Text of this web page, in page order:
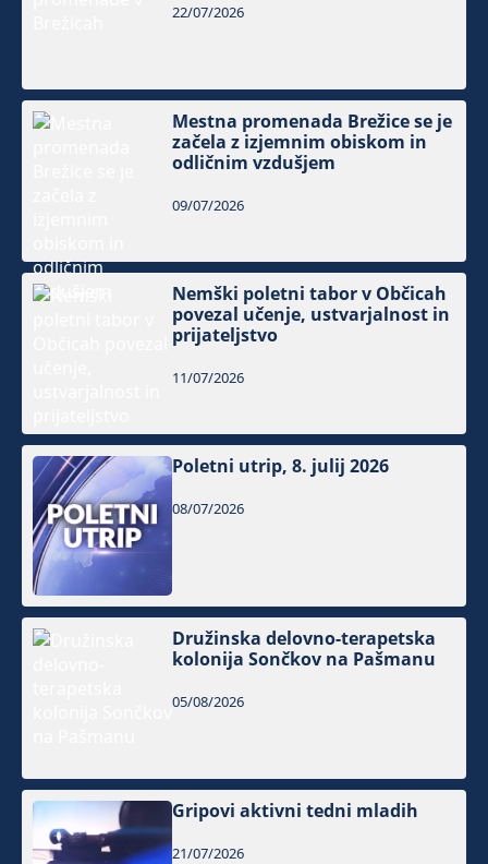
22/07/2026
Mestna promenada Brežice se je
začela z izjemnim obiskom in
odličnim vzdušjem
09/07/2026
Nemški poletni tabor v Občicah
povezal učenje, ustvarjalnost in
prijateljstvo
11/07/2026
Poletni utrip, 8. julij 2026
08/07/2026
Družinska delovno-terapetska
kolonija Sončkov na Pašmanu
05/08/2026
Gripovi aktivni tedni mladih
21/07/2026